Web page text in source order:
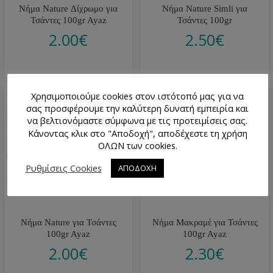
Νήμα Nature Δίχρωμο για
Τσάντες 100gr Ayaz
2.00€
Νήμα Nature Simli για
Τσάντες 100gr
2.50€
Νήμα Nature για Τσάντες
100gr Ayaz
2.00€
Νήμα Μακραμέ για Τσάντες
100gr Ayaz
2.30€
Χρησιμοποιούμε cookies στον ιστότοπό μας για να
σας προσφέρουμε την καλύτερη δυνατή εμπειρία και
να βελτιονόμαστε σύμφωνα με τις προτειμίσεις σας.
Κάνοντας κλικ στο "Αποδοχή", αποδέχεστε τη χρήση
ΟΛΩΝ των cookies.
Ρυθμίσεις Cookies
ΑΠΟΔΟΧΗ